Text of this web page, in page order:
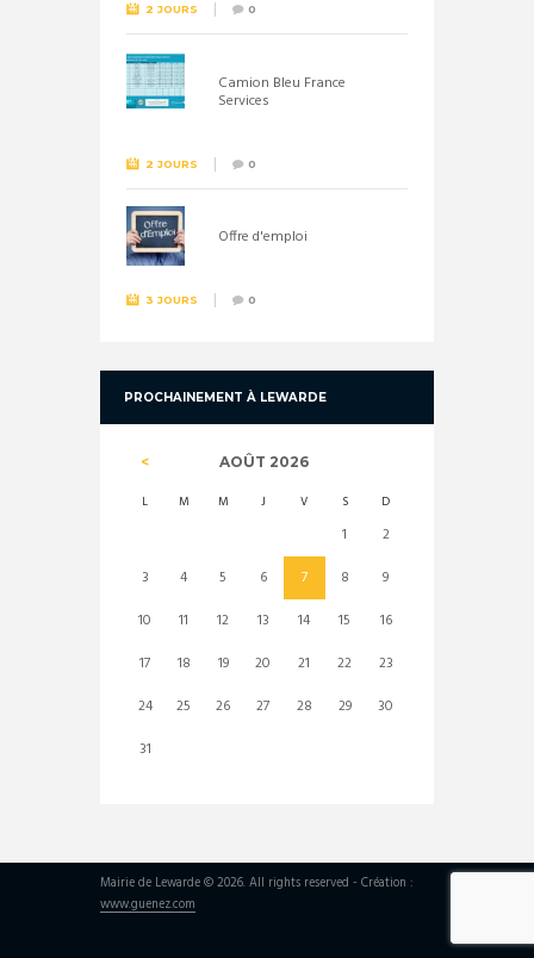
2 JOURS 0
Camion Bleu France
Services
2 JOURS 0
Offre d'emploi
3 JOURS 0
PROCHAINEMENT À LEWARDE
AOÛT 2026
L M M J V S D
1
2
3
4 5 6 7 8
9
10
11 12 13 14 15
16
17
18 19 20 21 22
23
24
25 26 27 28 29
30
31
Mairie de Lewarde © 2026. All rights reserved - Création :
www.guenez.com